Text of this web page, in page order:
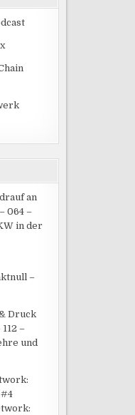
an
064 –
in der
–
Druck
–
und
#4